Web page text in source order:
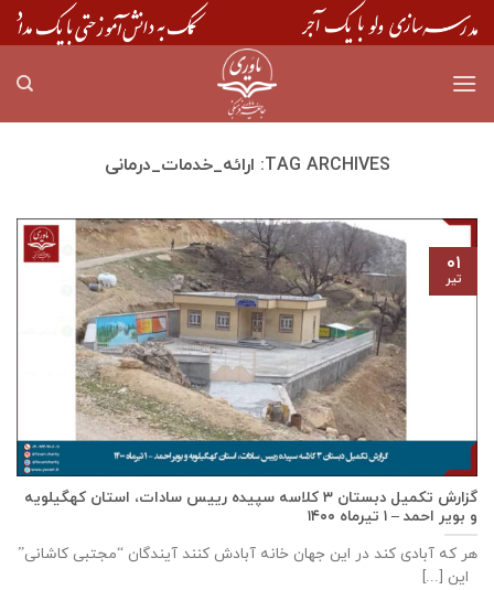
Skip
to
TAG ARCHIVES: ارائه_خدمات_درمانی
گزارش تکمیل دبستان ۳ کلاسه سپيده رييس سادات، استان كهگيلويه
و بوير احمد – ۱ تیرماه ۱۴۰۰
هر که آبادی کند در این جهان خانه آبادش کنند آیندگان “مجتبی کاشانی”
این [...]
۰۱
تیر